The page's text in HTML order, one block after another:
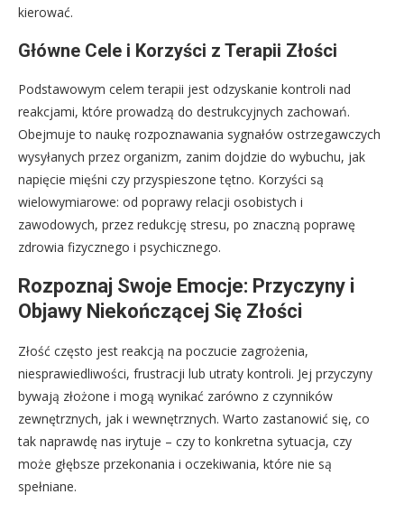
kierować.
Główne Cele i Korzyści z Terapii Złości
Podstawowym celem terapii jest odzyskanie kontroli nad
reakcjami, które prowadzą do destrukcyjnych zachowań.
Obejmuje to naukę rozpoznawania sygnałów ostrzegawczych
wysyłanych przez organizm, zanim dojdzie do wybuchu, jak
napięcie mięśni czy przyspieszone tętno. Korzyści są
wielowymiarowe: od poprawy relacji osobistych i
zawodowych, przez redukcję stresu, po znaczną poprawę
zdrowia fizycznego i psychicznego.
Rozpoznaj Swoje Emocje: Przyczyny i
Objawy Niekończącej Się Złości
Złość często jest reakcją na poczucie zagrożenia,
niesprawiedliwości, frustracji lub utraty kontroli. Jej przyczyny
bywają złożone i mogą wynikać zarówno z czynników
zewnętrznych, jak i wewnętrznych. Warto zastanowić się, co
tak naprawdę nas irytuje – czy to konkretna sytuacja, czy
może głębsze przekonania i oczekiwania, które nie są
spełniane.